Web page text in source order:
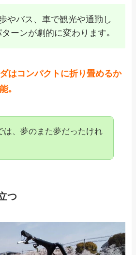
やバス、車で観光や通勤し
ーンが劇的に変わります｡
はコンパクトに折り畳めるか
｡
は、夢のまた夢だったけれ
つ